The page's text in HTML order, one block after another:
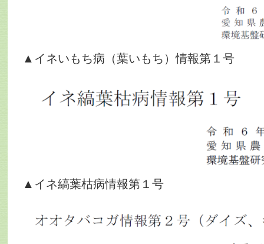
▲イネいもち病（葉いもち）情報第１号
▲イネ縞葉枯病情報第１号